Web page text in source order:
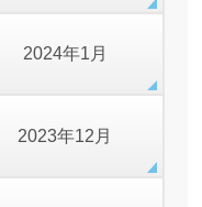
2024年1月
2023年12月